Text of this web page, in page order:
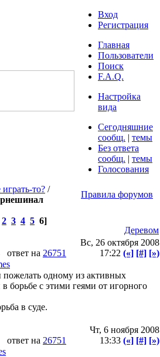
Вход
Регистрация
Главная
Пользователи
Поиск
F.A.Q.
Настройка
вида
Сегодняшние
сообщ. | темы
Без ответа
сообщ. | темы
Голосования
играть-то? /
Правила форумов
2 3 4 5 6]
Деревом
ответ на 26751
Вс, 26 октября 2008
17:22 («] [#] [»)
одному из активных
борьбе с этими геями от игорного
в суде.
ответ на 26751
Чт, 6 ноября 2008
13:33 («] [#] [»)